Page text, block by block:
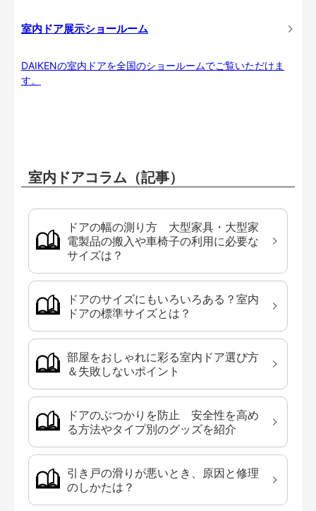
室内ドア展示ショールーム
DAIKENの室内ドアを全国のショールームでご覧いただけま
す。
室内ドアコラム（記事）
ドアの幅の測り方 大型家具・大型家
電製品の搬入や車椅子の利用に必要な
サイズは？
ドアのサイズにもいろいろある？室内
ドアの標準サイズとは？
部屋をおしゃれに彩る室内ドア選び方
＆失敗しないポイント
ドアのぶつかりを防止 安全性を高め
る方法やタイプ別のグッズを紹介
引き戸の滑りが悪いとき、原因と修理
のしかたは？